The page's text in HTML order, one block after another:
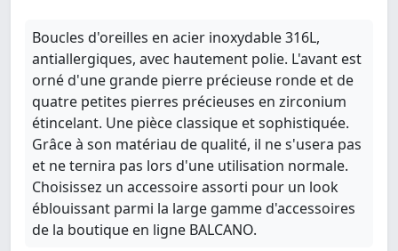
Boucles d'oreilles en acier inoxydable 316L,
antiallergiques, avec hautement polie. L'avant est
orné d'une grande pierre précieuse ronde et de
quatre petites pierres précieuses en zirconium
étincelant. Une pièce classique et sophistiquée.
Grâce à son matériau de qualité, il ne s'usera pas
et ne ternira pas lors d'une utilisation normale.
Choisissez un accessoire assorti pour un look
éblouissant parmi la large gamme d'accessoires
de la boutique en ligne BALCANO.